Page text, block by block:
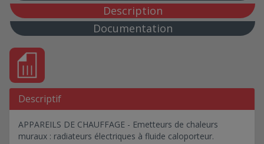
Description
Documentation
Descriptif
APPAREILS DE CHAUFFAGE - Emetteurs de chaleurs
muraux : radiateurs électriques à fluide caloporteur.